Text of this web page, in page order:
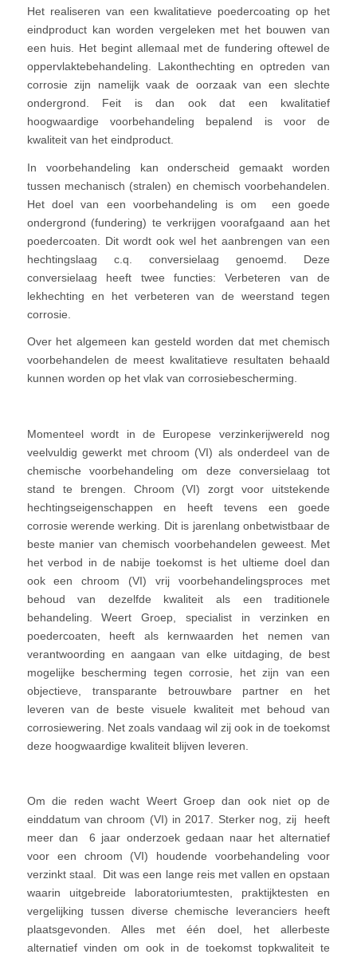
Het realiseren van een kwalitatieve poedercoating op het
eindproduct kan worden vergeleken met het bouwen van
een huis. Het begint allemaal met de fundering oftewel de
oppervlaktebehandeling. Lakonthechting en optreden van
corrosie zijn namelijk vaak de oorzaak van een slechte
ondergrond. Feit is dan ook dat een kwalitatief
hoogwaardige voorbehandeling bepalend is voor de
kwaliteit van het eindproduct.
In voorbehandeling kan onderscheid gemaakt worden
tussen mechanisch (stralen) en chemisch voorbehandelen.
Het doel van een voorbehandeling is om een goede
ondergrond (fundering) te verkrijgen voorafgaand aan het
poedercoaten. Dit wordt ook wel het aanbrengen van een
hechtingslaag c.q. conversielaag genoemd. Deze
conversielaag heeft twee functies: Verbeteren van de
lekhechting en het verbeteren van de weerstand tegen
corrosie.
Over het algemeen kan gesteld worden dat met chemisch
voorbehandelen de meest kwalitatieve resultaten behaald
kunnen worden op het vlak van corrosiebescherming.
Momenteel wordt in de Europese verzinkerijwereld nog
veelvuldig gewerkt met chroom (VI) als onderdeel van de
chemische voorbehandeling om deze conversielaag tot
stand te brengen. Chroom (VI) zorgt voor uitstekende
hechtingseigenschappen en heeft tevens een goede
corrosie werende werking. Dit is jarenlang onbetwistbaar de
beste manier van chemisch voorbehandelen geweest. Met
het verbod in de nabije toekomst is het ultieme doel dan
ook een chroom (VI) vrij voorbehandelingsproces met
behoud van dezelfde kwaliteit als een traditionele
behandeling. Weert Groep, specialist in verzinken en
poedercoaten, heeft als kernwaarden het nemen van
verantwoording en aangaan van elke uitdaging, de best
mogelijke bescherming tegen corrosie, het zijn van een
objectieve, transparante betrouwbare partner en het
leveren van de beste visuele kwaliteit met behoud van
corrosiewering. Net zoals vandaag wil zij ook in de toekomst
deze hoogwaardige kwaliteit blijven leveren.
Om die reden wacht Weert Groep dan ook niet op de
einddatum van chroom (VI) in 2017. Sterker nog, zij heeft
meer dan 6 jaar onderzoek gedaan naar het alternatief
voor een chroom (VI) houdende voorbehandeling voor
verzinkt staal. Dit was een lange reis met vallen en opstaan
waarin uitgebreide laboratoriumtesten, praktijktesten en
vergelijking tussen diverse chemische leveranciers heeft
plaatsgevonden. Alles met één doel, het allerbeste
alternatief vinden om ook in de toekomst topkwaliteit te